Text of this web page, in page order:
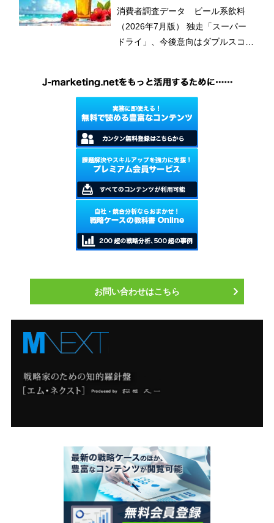
パードライ」、今後意向はダブ
ルスコアに
消費者調査データ ビール系飲料
（2026年7月版） 独走「スーパー
ドライ」、今後意向はダブルスコア
お問い合わせはこちら